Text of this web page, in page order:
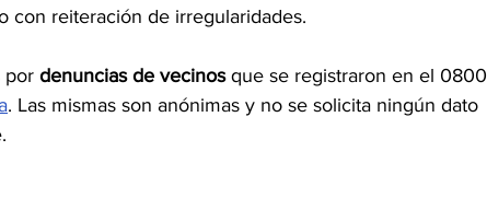
con reiteración de irregularidades.
por denuncias de vecinos que se registraron en el 0800
. Las mismas son anónimas y no se solicita ningún dato